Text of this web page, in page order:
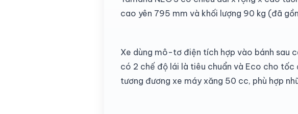
cao yên 795 mm và khối lượng 90 kg (đã
Xe dùng mô-tơ điện tích hợp vào bánh sau
có 2 chế độ lái là tiêu chuẩn và Eco cho tốc
tương đương xe máy xăng 50 cc, phù hợp